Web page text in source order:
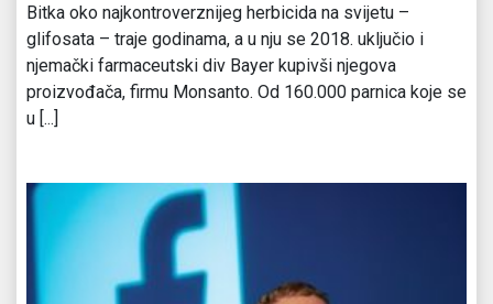
Bitka oko najkontroverznijeg herbicida na svijetu –
glifosata – traje godinama, a u nju se 2018. uključio i
njemački farmaceutski div Bayer kupivši njegova
proizvođača, firmu Monsanto. Od 160.000 parnica koje se
u [...]